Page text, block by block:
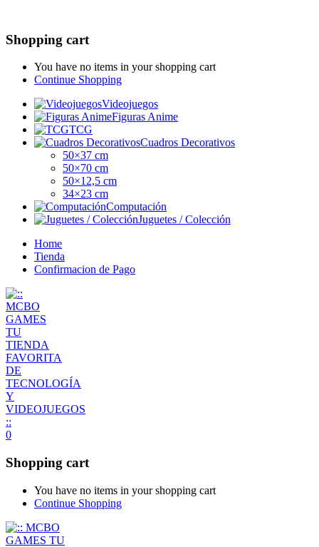
Shopping cart
You have no items in your shopping cart
Continue Shopping
Videojuegos
Figuras Anime
TCG
Cuadros Decorativos
50×37 cm
50×70 cm
50×12,5 cm
34×23 cm
Computación
Juguetes / Colección
Home
Tienda
Confirmacion de Pago
0
Shopping cart
You have no items in your shopping cart
Continue Shopping